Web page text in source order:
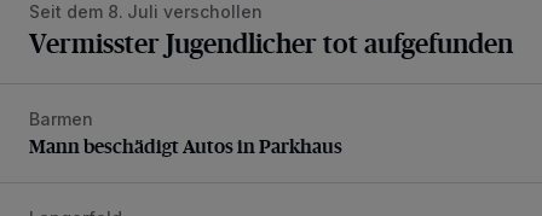
Seit dem 8. Juli verschollen
Vermisster Jugendlicher tot aufgefunden
Mann beschädigt Autos in Parkhaus
Barmen
Mann beschädigt Autos in Parkhaus